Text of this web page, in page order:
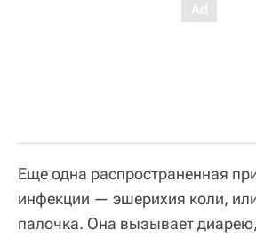
Еще одна распространенная
инфекции — эшерихия коли,
палочка. Она вызывает